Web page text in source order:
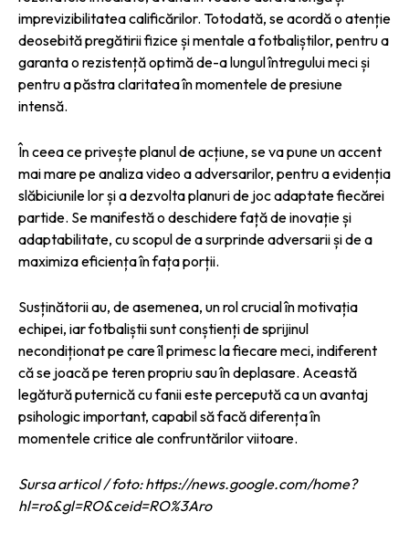
imprevizibilitatea calificărilor. Totodată, se acordă o atenție
deosebită pregătirii fizice și mentale a fotbaliștilor, pentru a
garanta o rezistență optimă de-a lungul întregului meci și
pentru a păstra claritatea în momentele de presiune
intensă.
În ceea ce privește planul de acțiune, se va pune un accent
mai mare pe analiza video a adversarilor, pentru a evidenția
slăbiciunile lor și a dezvolta planuri de joc adaptate fiecărei
partide. Se manifestă o deschidere față de inovație și
adaptabilitate, cu scopul de a surprinde adversarii și de a
maximiza eficiența în fața porții.
Susținătorii au, de asemenea, un rol crucial în motivația
echipei, iar fotbaliștii sunt conștienți de sprijinul
necondiționat pe care îl primesc la fiecare meci, indiferent
că se joacă pe teren propriu sau în deplasare. Această
legătură puternică cu fanii este percepută ca un avantaj
psihologic important, capabil să facă diferența în
momentele critice ale confruntărilor viitoare.
Sursa articol / foto: https://news.google.com/home?
hl=ro&gl=RO&ceid=RO%3Aro